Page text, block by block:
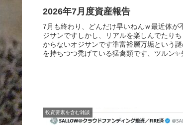
2026年7月度資産報告
7月も終わり、どんだけ早いねんｗ最近体が
ジサンですしかし、リアルを楽しんでたり
からないオジサンです準富裕層万垢という
を持ちつつ禿げている猛禽類です、ツルン✨
投資要素を含む雑談